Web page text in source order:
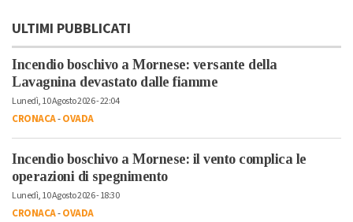
ULTIMI PUBBLICATI
Incendio boschivo a Mornese: versante della
Lavagnina devastato dalle fiamme
Lunedì, 10 Agosto 2026 - 22:04
CRONACA-OVADA
Incendio boschivo a Mornese: il vento complica le
operazioni di spegnimento
Lunedì, 10 Agosto 2026 - 18:30
CRONACA-OVADA